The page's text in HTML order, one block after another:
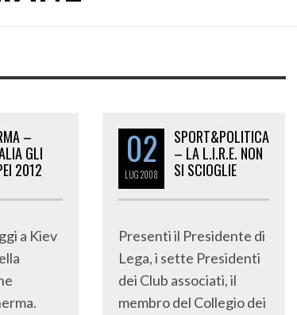
–
GLI
2012
a Kiev
02
LUG2008
SPORT&POLITICA
– LA L.I.R.E. NON
SI SCIOGLIE
Presenti il Presidente di
Lega, i sette Presidenti
dei Club associati, il
membro del Collegio dei